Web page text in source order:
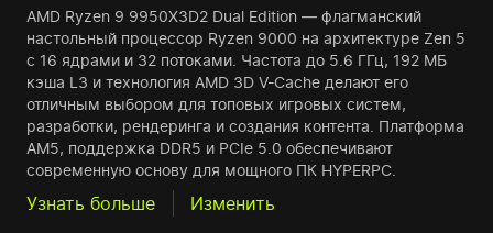
AMD Ryzen 9 9950X3D2 Dual Edition — флагманский
настольный процессор Ryzen 9000 на архитектуре Zen 5
с 16 ядрами и 32 потоками. Частота до 5.6 ГГц, 192 МБ
кэша L3 и технология AMD 3D V-Cache делают его
отличным выбором для топовых игровых систем,
разработки, рендеринга и создания контента. Платформа
AM5, поддержка DDR5 и PCIe 5.0 обеспечивают
современную основу для мощного ПК HYPERPC.
Узнать больше Изменить